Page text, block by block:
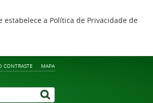
a Política de Privacidade de
CONTRASTE MAPA